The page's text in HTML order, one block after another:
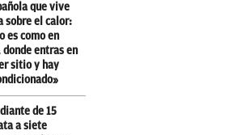
que vive
sobre el calor:
es como en
donde entras en
sitio y hay
de 15
a siete